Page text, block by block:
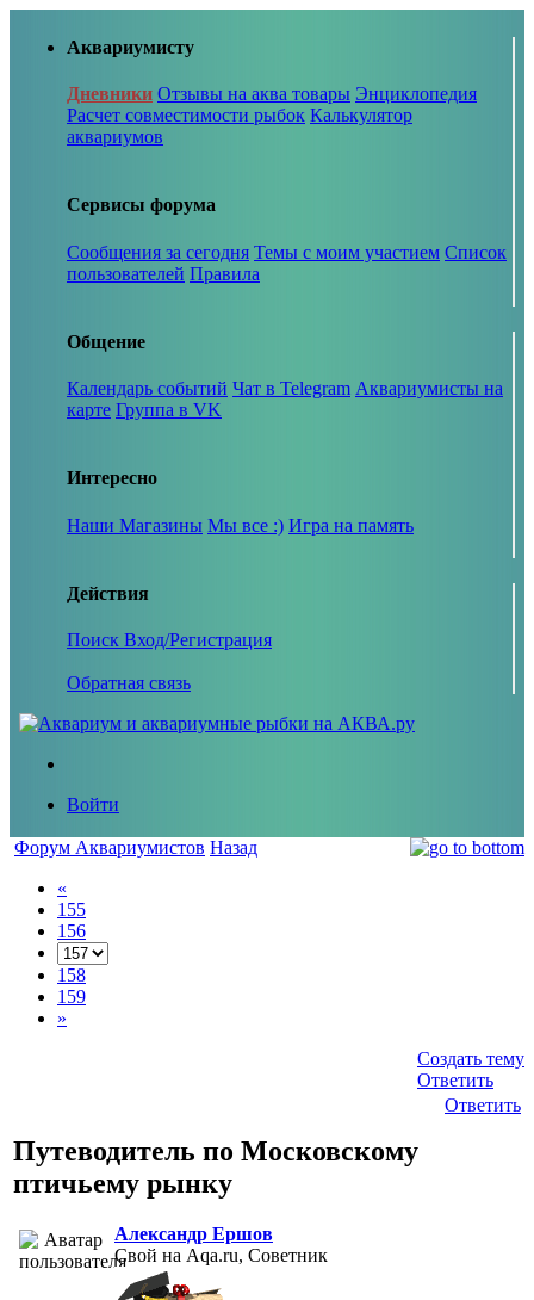
Аквариумисту
Дневники Отзывы на аква товары Энциклопедия
Расчет совместимости рыбок Калькулятор
аквариумов
Сервисы форума
Сообщения за сегодня Темы с моим участием Список
пользователей Правила
Общение
Календарь событий Чат в Telegram Аквариумисты на
карте Группа в VK
Интересно
Наши Магазины Мы все :) Игра на память
Действия
Поиск Вход/Регистрация
Обратная связь
Войти
Форум Аквариумистов Назад
«
155
156
158
159
»
Создать тему
Ответить
Ответить
Путеводитель по Московскому
птичьему рынку
Александр Ершов
Свой на Aqa.ru, Советник